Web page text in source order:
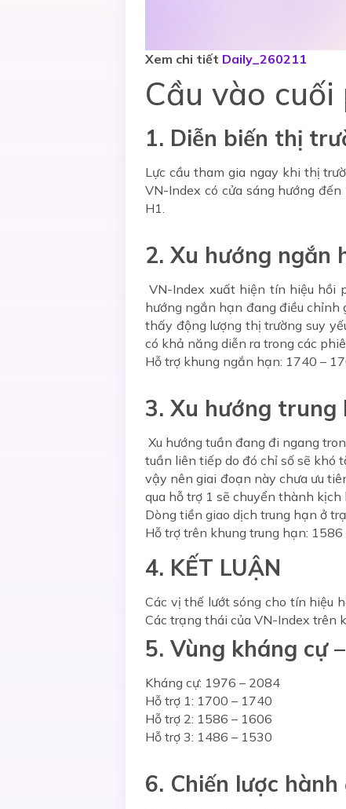
Xem chi tiết Daily_260211
Cầu vào cuối
1. Diễn biến thị
Lực cầu tham gia ngay khi thị
VN-Index có cửa sáng hướng
H1.
2. Xu hướng ngắn
VN-Index xuất hiện tín hiệu hồi
hướng ngắn hạn đang điều chỉnh
thấy động lượng thị trường suy
có khả năng diễn ra trong các
Hỗ trợ khung ngắn hạn: 1740 –
3. Xu hướng trung
Xu hướng tuần đang đi ngang
tuần liên tiếp do đó chỉ số sẽ khó
vậy nên giai đoạn này chưa ưu
qua hỗ trợ 1 sẽ chuyển thành
Dòng tiền giao dịch trung hạn ở
Hỗ trợ trên khung trung hạn: 1586
4. KẾT LUẬN
Các vị thế lướt sóng cho tín hiệu
Các trạng thái của VN-Index trên
5. Vùng kháng cự
Kháng cự: 1976 – 2084
Hỗ trợ 1: 1700 – 1740
Hỗ trợ 2: 1586 – 1606
Hỗ trợ 3: 1486 – 1530
6. Chiến lược hành